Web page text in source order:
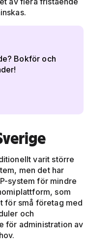
Bokför och
varit större
men det har
system för mindre
som
för små företag med
och
för administration av